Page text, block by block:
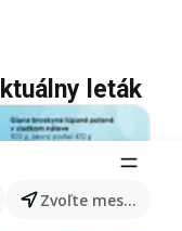
Zvoľte mesto
leták